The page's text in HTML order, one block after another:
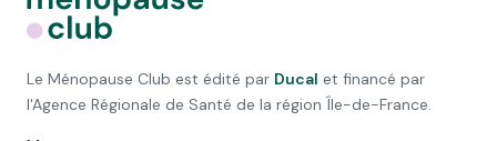
Le Ménopause Club est édité par Ducal et financé par
l'Agence Régionale de Santé de la région Île-de-France.